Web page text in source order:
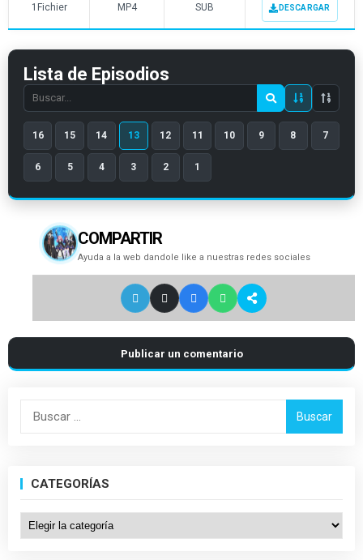
1Fichier MP4 SUB DESCARGAR
Lista de Episodios
Search
episode
number
16 15 14 13 12 11 10 9 8 7
6 5 4 3 2 1
COMPARTIR
Ayuda a la web dandole like a nuestras redes sociales
Publicar un comentario
Buscar:
CATEGORÍAS
Categorías